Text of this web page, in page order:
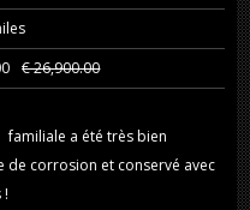
€ 26,900.00
familiale a été très bien
de corrosion et conservé avec